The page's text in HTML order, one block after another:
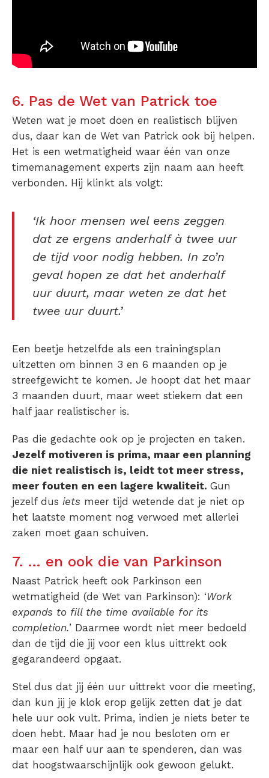
6. Pas de Wet van Patrick toe
Weten wat je moet doen en realistisch blijven
dus, daar kan de Wet van Patrick ook bij helpen.
Het is een wetmatigheid waar één van onze
timemanagement experts zijn naam aan heeft
verbonden. Hij klinkt als volgt:
‘Ik hoor mensen wel eens zeggen
dat ze ergens anderhalf à twee uur
de tijd voor nodig hebben. In zo’n
geval hopen ze dat het anderhalf
uur duurt, maar weten ze dat het
twee uur duurt.’
Een beetje hetzelfde als een trainingsplan
uitzetten om binnen 3 en 6 maanden op je
streefgewicht te komen. Je hoopt dat het maar
3 maanden duurt, maar weet stiekem dat een
half jaar realistischer is.
Pas die gedachte ook op je projecten en taken.
Jezelf motiveren is prima, maar een planning
die niet realistisch is, leidt tot meer stress,
meer fouten en een lagere kwaliteit. Gun
jezelf dus iets meer tijd wetende dat je niet op
het laatste moment nog verwoed met allerlei
zaken moet gaan schuiven.
7. … en ook die van Parkinson
Naast Patrick heeft ook Parkinson een
wetmatigheid (de Wet van Parkinson): ‘Work
expands to fill the time available for its
completion.’ Daarmee wordt niet meer bedoeld
dan de tijd die jij voor een klus uittrekt ook
gegarandeerd opgaat.
Stel dus dat jij één uur uittrekt voor die meeting,
dan kun jij je klok erop gelijk zetten dat je dat
hele uur ook vult. Prima, indien je niets beter te
doen hebt. Maar had je nou besloten om er
maar een half uur aan te spenderen, dan was
dat hoogstwaarschijnlijk ook gewoon gelukt.